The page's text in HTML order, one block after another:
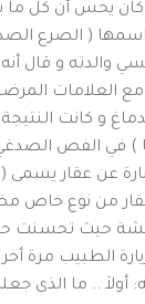
يحس أن كل ما
( الصرع
والدته و قال
مع العلامات
و كانت
) في الفص الصدغي
عن عقار يسمى
عقار من نوع خاص
حيث تحسنت
الطبيب مرة
أولاَ .. ما